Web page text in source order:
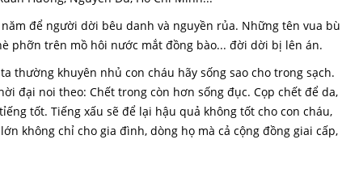
để người dời bêu danh và nguyền rủa. Những tên vua bù
phỡn trên mồ hôi nước mắt đồng bào... đời dời bị lên án.
thường khuyên nhủ con cháu hãy sống sao cho trong sạch.
đại noi theo: Chết trong còn hơn sống đục. Cọp chết để da,
tốt. Tiếng xấu sẽ để lại hậu quả không tốt cho con cháu,
không chỉ cho gia đình, dòng họ mà cả cộng đồng giai cấp,